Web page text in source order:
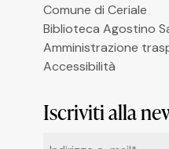
Comune di Ceriale
Biblioteca Agostino
Amministrazione
Accessibilità
Iscriviti alla